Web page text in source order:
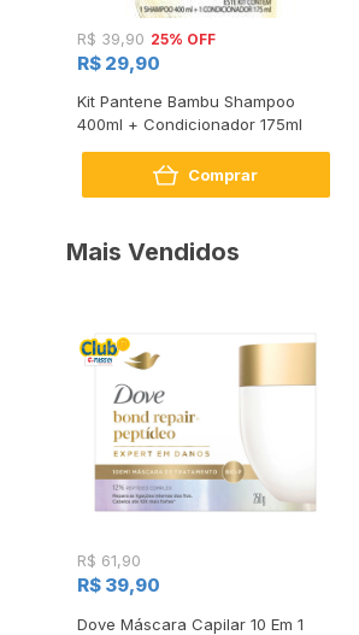
R$ 39,90 25% OFF
R$ 29,90
Kit Pantene Bambu Shampoo
400ml + Condicionador 175ml
Comprar
Mais Vendidos
R$ 61,90
R$ 39,90
Dove Máscara Capilar 10 Em 1